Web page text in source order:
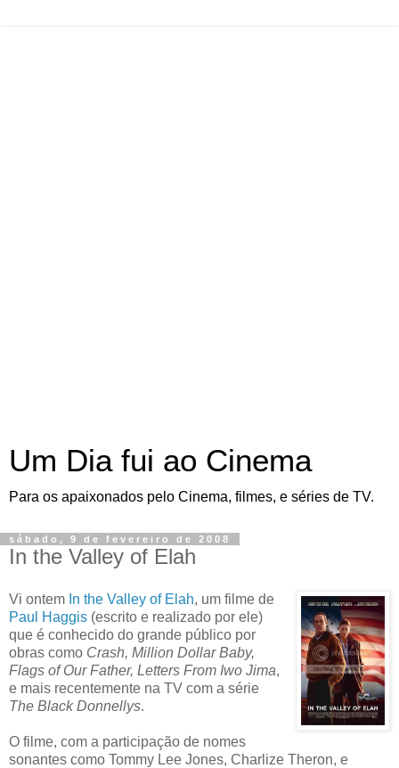
Um Dia fui ao Cinema
Para os apaixonados pelo Cinema, filmes, e séries de TV.
sábado, 9 de fevereiro de 2008
In the Valley of Elah
Vi ontem In the Valley of Elah, um filme de
Paul Haggis (escrito e realizado por ele)
que é conhecido do grande público por
obras como Crash, Million Dollar Baby,
Flags of Our Father, Letters From Iwo Jima,
e mais recentemente na TV com a série
The Black Donnellys.
O filme, com a participação de nomes
sonantes como Tommy Lee Jones, Charlize Theron, e